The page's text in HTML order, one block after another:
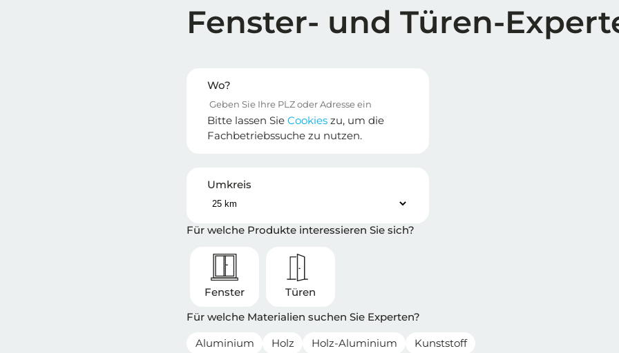
Fenster- und Türen-
Wo?
Bitte lassen Sie Cookies zu, um die
Fachbetriebssuche zu nutzen.
Umkreis
Für welche Produkte interessieren Sie sich?
Fenster
Türen
Für welche Materialien suchen Sie Experten?
Aluminium
Holz Holz-Aluminium Kunststoff